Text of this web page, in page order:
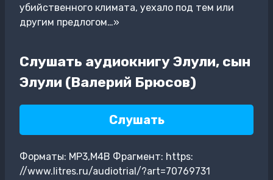
убийственного климата, уехало под тем или
другим предлогом…»
Слушать аудиокнигу Элули, сын
Элули (Валерий Брюсов)
Слушать
Форматы: MP3,M4B Фрагмент: https:
//www.litres.ru/audiotrial/?art=70769731